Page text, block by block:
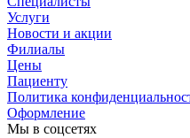
Услуги
Новости и акции
Филиалы
Цены
Пациенту
Политика
Оформление
Мы в соцсетях